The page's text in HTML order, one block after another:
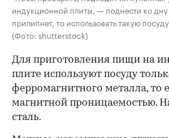
индукционной плиты, — поднести ко дну
прилипнет, то использовать такую
(Фото: shutterstock)
Для приготовления пищи на
плите используют посуду
ферромагнитного металла, то
магнитной проницаемостью.
сталь.